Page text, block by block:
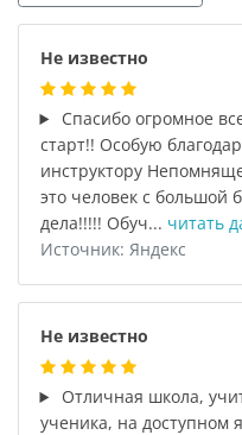
Не известно
Спасибо огромное
старт!! Особую
инструктору
это человек с большой
дела!!!!! Обуч... читать
Источник: Яндекс
Не известно
Отличная школа,
ученика, на доступном